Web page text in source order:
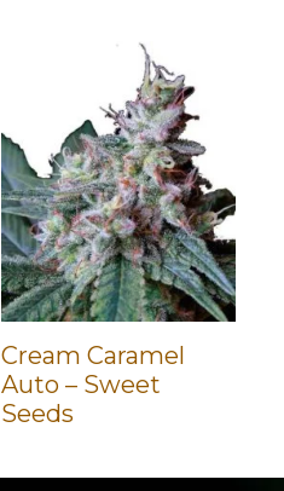
Cream Caramel
Auto – Sweet
Seeds